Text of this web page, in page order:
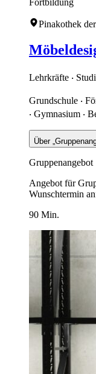
Fortbildung
Pinakothek
Lehrkräfte ‧
Grundschule ‧
‧ Gymnasium ‧
Über
Gruppenangebot
Angebot für
Wunschtermin
90 Min.